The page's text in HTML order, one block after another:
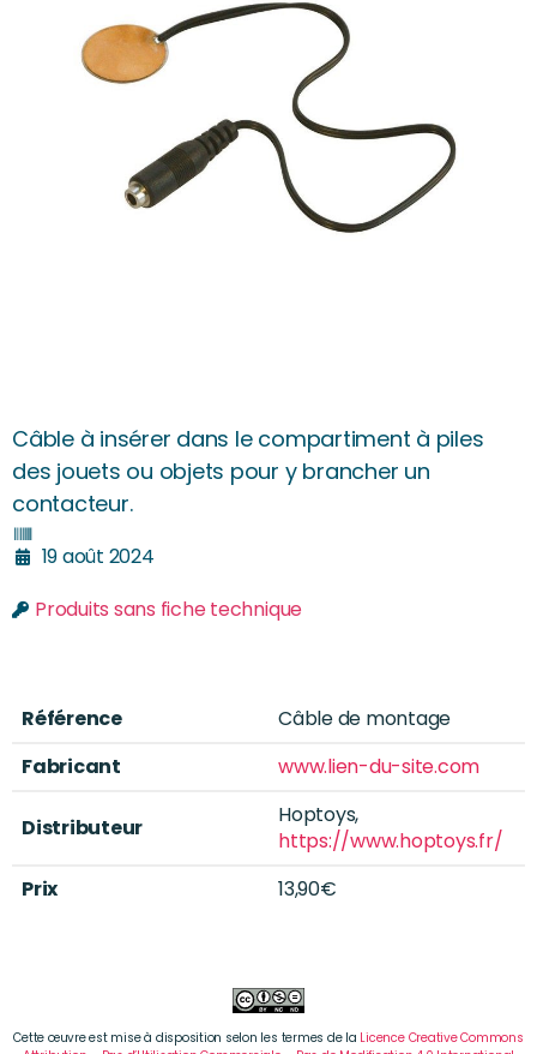
Câble à insérer dans le compartiment à piles
des jouets ou objets pour y brancher un
contacteur.
19 août 2024
Produits sans fiche technique
Référence
Câble de montage
Fabricant
www.lien-du-site.com
Distributeur
Hoptoys,
https://www.hoptoys.fr/
Prix
13,90€
Cette œuvre est mise à disposition selon les termes de la Licence Creative Commons